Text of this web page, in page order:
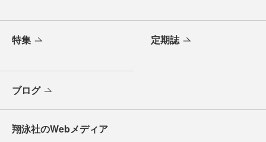
特集 定期誌
ブログ
翔泳社のWebメディア